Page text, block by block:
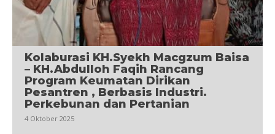
Kolaburasi KH.Syekh Macgzum Baisa
– KH.Abdulloh Faqih Rancang
Program Keumatan Dirikan
Pesantren , Berbasis Industri.
Perkebunan dan Pertanian
4 Oktober 2025